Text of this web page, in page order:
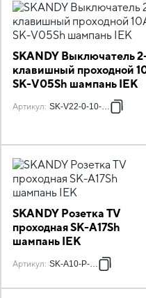
SKANDY Выключатель
клавишный проходной
SK-V05Sh шампань IEK
Артикул: SK-V22-0-10-K37
SKANDY Розетка TV
проходная SK-A17Sh
шампань IEK
Артикул: SK-A10-P-K37